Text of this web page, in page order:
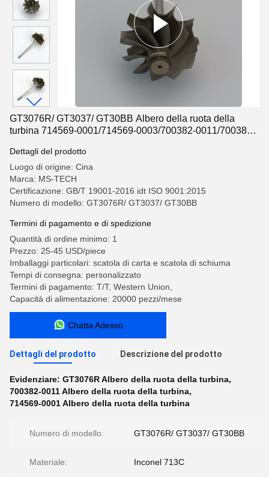
GT3076R/ GT3037/ GT30BB Albero della ruota della
turbina 714569-0001/714569-0003/700382-0011/700382-
Dettagli del prodotto
Luogo di origine: Cina
Marca: MS-TECH
Certificazione: GB/T 19001-2016 idt ISO 9001:2015
Numero di modello: GT3076R/ GT3037/ GT30BB
Termini di pagamento e di spedizione
Quantità di ordine minimo: 1
Prezzo: 25-45 USD/piece
Imballaggi particolari: scatola di carta e scatola di schiuma
Tempi di consegna: personalizzato
Termini di pagamento: T/T, Western Union,
Capacità di alimentazione: 20000 pezzi/mese
Chatta Adesso
Dettagli del prodotto Descrizione del prodotto
Evidenziare: GT3076R Albero della ruota della turbina,
700382-0011 Albero della ruota della turbina,
714569-0001 Albero della ruota della turbina
Numero di modello: GT3076R/ GT3037/ GT30BB
Materiale: Inconel 713C